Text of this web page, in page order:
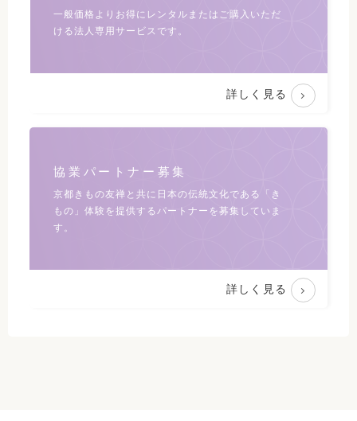
一般価格よりお得にレンタルまたは ご購入いただ
ける法人専用サービスです。
詳しく見る
協業パートナー募集
京都きもの友禅と共に日本の伝統文化である
「き
もの」体験を提供するパートナーを募集していま
す。
詳しく見る